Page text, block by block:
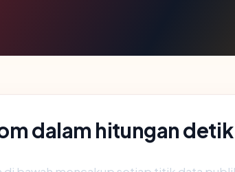
dalam hitungan detik